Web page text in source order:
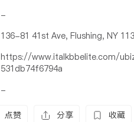
-
136-81 41st Ave, Flushing, NY
https://www.italkbbelite.com/
531db74f6794a
-
点赞 分享 收藏